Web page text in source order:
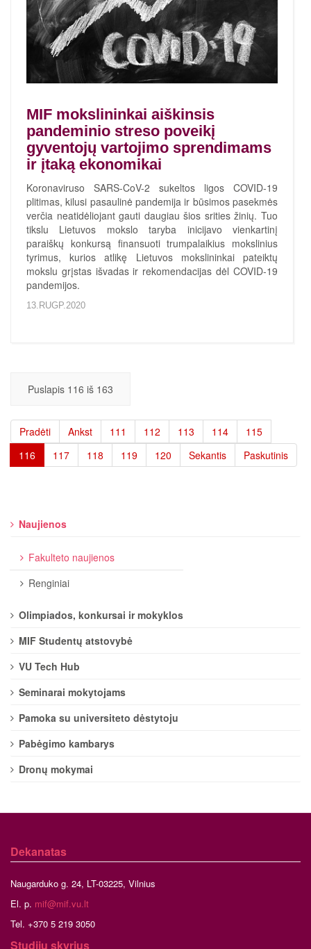
MIF mokslininkai aiškinsis
pandeminio streso poveikį
gyventojų vartojimo sprendimams
ir įtaką ekonomikai
Koronaviruso SARS-CoV-2 sukeltos ligos COVID-19
plitimas, kilusi pasaulinė pandemija ir būsimos pasekmės
verčia neatidėliojant gauti daugiau šios srities žinių. Tuo
tikslu Lietuvos mokslo taryba inicijavo vienkartinį
paraiškų konkursą finansuoti trumpalaikius mokslinius
tyrimus, kurios atlikę Lietuvos mokslininkai pateiktų
mokslu grįstas išvadas ir rekomendacijas dėl COVID-19
pandemijos.
13.RUGP.2020
Puslapis 116 iš 163
Pradėti Ankst 111 112 113 114
115
116
117 118 119 120 Sekantis Paskutinis
Naujienos
Fakulteto naujienos
Renginiai
Olimpiados, konkursai ir mokyklos
MIF Studentų atstovybė
VU Tech Hub
Seminarai mokytojams
Pamoka su universiteto dėstytoju
Pabėgimo kambarys
Dronų mokymai
Dekanatas
Naugarduko g. 24, LT-03225, Vilnius
El. p. mif@mif.vu.lt
Tel. +370 5 219 3050
Studijų skyrius